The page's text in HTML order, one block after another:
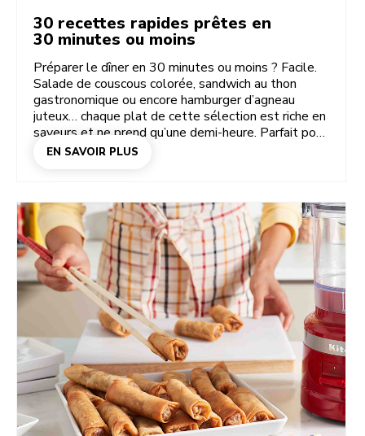
30 recettes rapides prêtes en
30 minutes ou moins
Préparer le dîner en 30 minutes ou moins ? Facile.
Salade de couscous colorée, sandwich au thon
gastronomique ou encore hamburger d’agneau
juteux… chaque plat de cette sélection est riche en
saveurs et ne prend qu’une demi-heure. Parfait pour
les soirs de semaine chargés, les pauses déjeuner
vos appareils KitchenAid pour trancher, hacher,
mélanger et mixer, vous sautez l’étape « pourquoi
ça prend autant de temps » et passez directement
à la partie amusante.
EN SAVOIR PLUS